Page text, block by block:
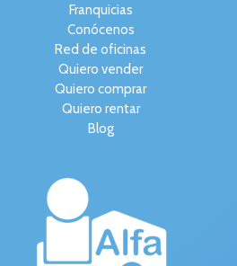
Franquicias
Conócenos
Red de oficinas
Quiero vender
Quiero comprar
Quiero rentar
Blog